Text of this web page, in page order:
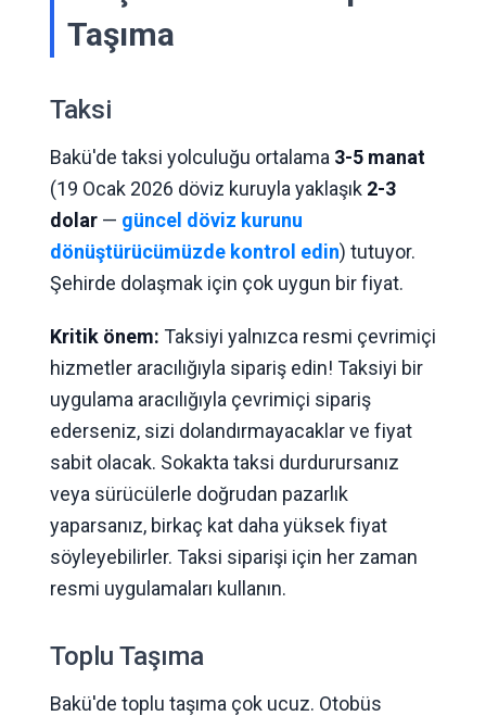
Taşıma
Taksi
Bakü'de taksi yolculuğu ortalama 3-5 manat
(19 Ocak 2026 döviz kuruyla yaklaşık 2-3
dolar — güncel döviz kurunu
dönüştürücümüzde kontrol edin) tutuyor.
Şehirde dolaşmak için çok uygun bir fiyat.
Kritik önem: Taksiyi yalnızca resmi çevrimiçi
hizmetler aracılığıyla sipariş edin! Taksiyi bir
uygulama aracılığıyla çevrimiçi sipariş
ederseniz, sizi dolandırmayacaklar ve fiyat
sabit olacak. Sokakta taksi durdurursanız
veya sürücülerle doğrudan pazarlık
yaparsanız, birkaç kat daha yüksek fiyat
söyleyebilirler. Taksi siparişi için her zaman
resmi uygulamaları kullanın.
Toplu Taşıma
Bakü'de toplu taşıma çok ucuz. Otobüs